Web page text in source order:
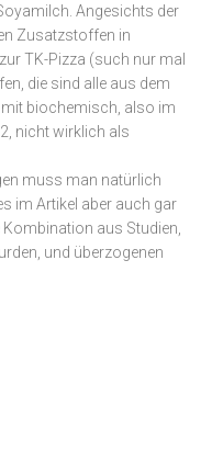
Angesichts der
Zusatzstoffen in
TK-Pizza (such nur mal
die sind alle aus dem
mit biochemisch, also im
nicht wirklich als
muss man natürlich
im Artikel aber auch gar
aus Studien,
und überzogenen